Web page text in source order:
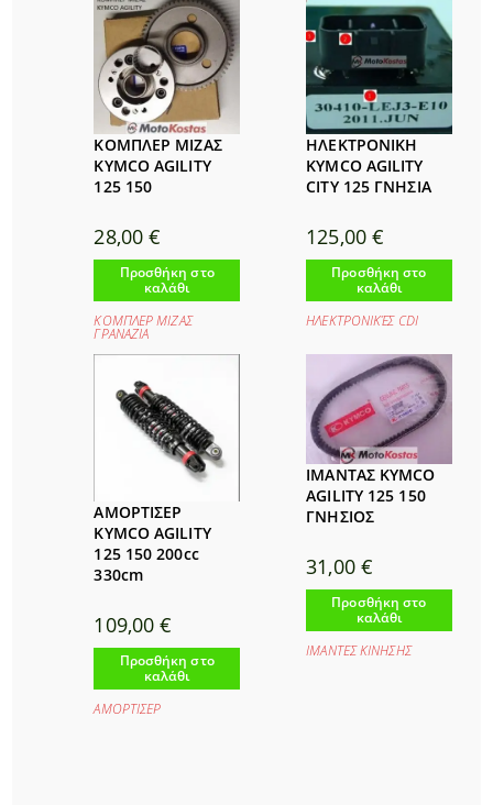
ΚΟΜΠΛΕΡ ΜΙΖΑΣ
KYMCO AGILITY
125 150
28,00€
Προσθήκη στο
καλάθι
ΚΟΜΠΛΕΡ ΜΙΖΑΣ
ΓΡΑΝΑΖΙΑ
ΗΛΕΚΤΡΟΝΙΚΗ
KYMCO AGILITY
CITY 125 ΓΝΗΣΙΑ
125,00 €
Προσθήκη στο
καλάθι
ΗΛΕΚΤΡΟΝΙΚΈΣ CDI
ΑΜΟΡΤΙΣΕΡ
KYMCO AGILITY
125 150 200cc
330cm
109,00€
Προσθήκη στο
καλάθι
ΑΜΟΡΤΙΣΕΡ
ΙΜΑΝΤΑΣ KYMCO
AGILITY 125 150
ΓΝΗΣΙΟΣ
31,00 €
Προσθήκη στο
καλάθι
ΙΜΑΝΤΕΣ ΚΙΝΗΣΗΣ